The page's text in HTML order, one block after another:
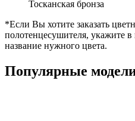
Тосканская бронза
*Если Вы хотите заказать
полотенцесушителя, укажите в
название нужного цвета.
Популярные